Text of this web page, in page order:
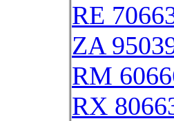
RE
ZA
RM
RX